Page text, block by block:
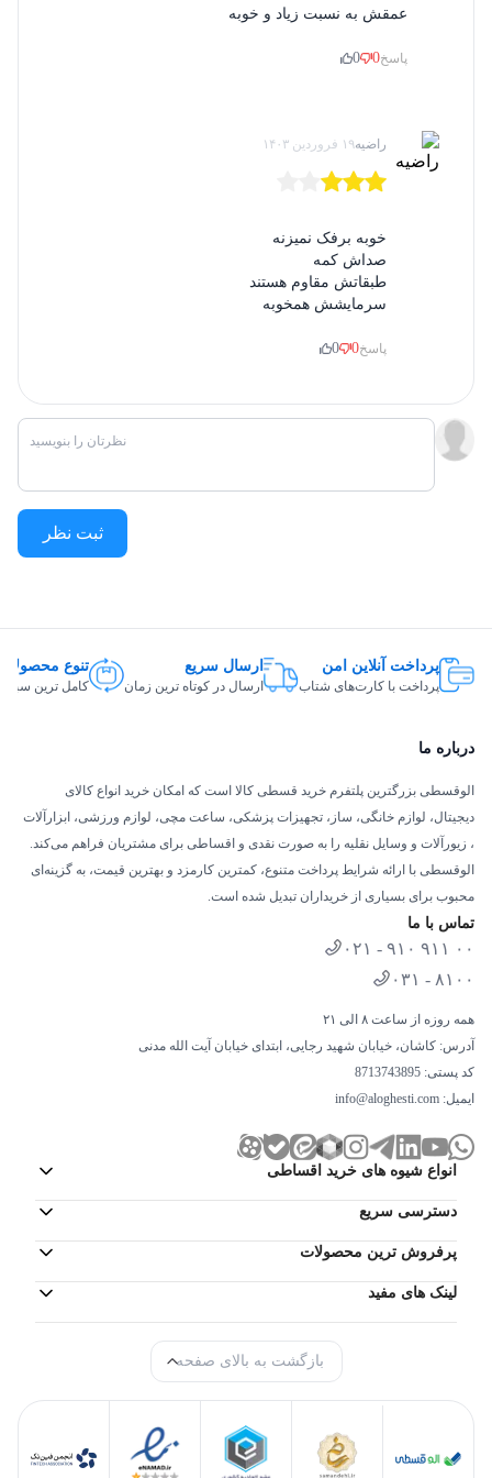
لامپ دارای پرتوی آبی رنگ است که درون یخچال را واضح تر نمایش می
فریزر به خوبی کار نخواهد کرد. یخچال فریزر الکترواستیل
مدل WIDE دارای برد دیجیتالی ایتالیایی است و جزو بهترین های دنیا
است. این برد قفل می شود تا از دسترس کودکان خارج گردد. کلیه
موتور قلب تپنده یخچال فریزر است. به عبارتی اگر این قلب کار نکند باید
با مواد غذایی خود خداحافظی کنید. شرکت الکترواستیل برای آسوده
موتور به قدری کم صدا و باکیفیت است که شما می توانید تا سالها راحت
عمقش به نسبت زیاد و خوبه
پاسخ0
0
راضیه۱۹ فروردین ۱۴۰۳
خوبه برفک نمیزنه
صداش کمه
طبقاتش مقاوم هستند
سرمایشش همخوبه
پاسخ0
0
ثبت نظر
پرداخت آنلاین امن
پرداخت با کارت‌های شتاب
ارسال سریع
ارسال در کوتاه ترین زمان
تنوع
کامل ترین سبد
تماس با ما
۰۲۱ - ۹۱۰ ۹۱۱ ۰۰
۰۳۱ - ۸۱۰۰
همه روزه از ساعت ۸ الی ۲۱
آدرس: کاشان، خیابان شهید رجایی، ابتدای خیابان آیت الله مدنی
کد پستی: 8713743895
ایمیل: info@aloghesti.com
انواع شیوه های خرید اقساطی
دسترسی سریع
پرفروش ترین محصولات
لینک های مفید
درباره ما
الوقسطی بزرگترین پلتفرم خرید قسطی کالا است که امکان خرید انواع کالای
دیجیتال، لوازم خانگی، ساز، تجهیزات پزشکی، ساعت مچی، لوازم ورزشی، ابزارآلات
، زیورآلات و وسایل نقلیه را به صورت نقدی و اقساطی برای مشتریان فراهم می‌کند.
الوقسطی با ارائه شرایط پرداخت متنوع، کمترین کارمزد و بهترین قیمت، به گزینه‌ای
محبوب برای بسیاری از خریداران تبدیل شده است.
بازگشت به بالای صفحه